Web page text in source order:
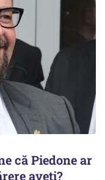
că Piedone ar
aveți?